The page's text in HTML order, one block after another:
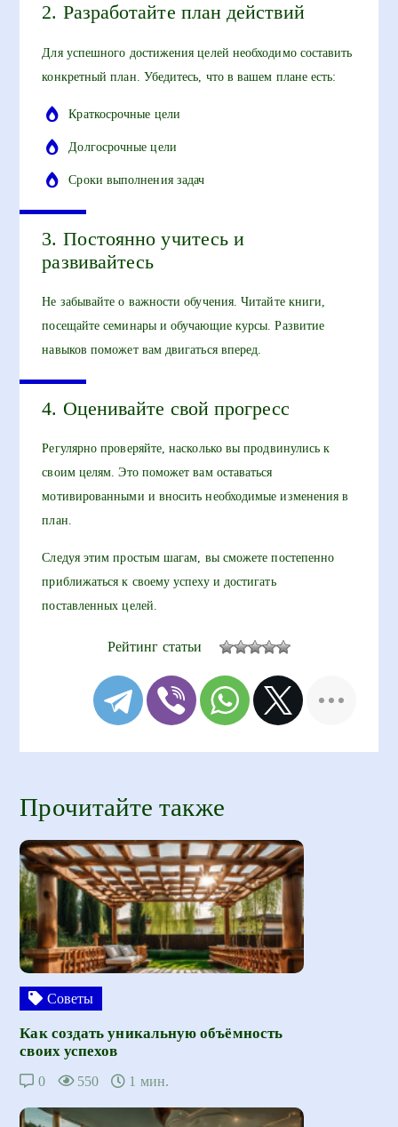
2. Разработайте план действий
Для успешного достижения целей необходимо составить
конкретный план. Убедитесь, что в вашем плане есть:
Краткосрочные цели
Долгосрочные цели
Сроки выполнения задач
3. Постоянно учитесь и
развивайтесь
Не забывайте о важности обучения. Читайте книги,
посещайте семинары и обучающие курсы. Развитие
навыков поможет вам двигаться вперед.
4. Оценивайте свой прогресс
Регулярно проверяйте, насколько вы продвинулись к
своим целям. Это поможет вам оставаться
мотивированными и вносить необходимые изменения в
план.
Следуя этим простым шагам, вы сможете постепенно
приближаться к своему успеху и достигать
поставленных целей.
Рейтинг статьи
Прочитайте также
Советы
Как создать уникальную объёмность
своих успехов
0 550 1 мин.